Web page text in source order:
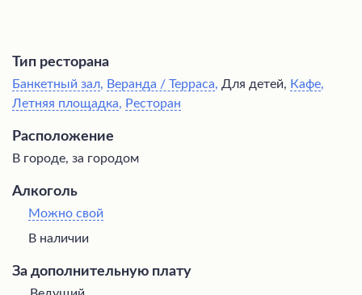
Тип ресторана
Банкетный зал, Веранда / Терраса, Для детей, Кафе,
Летняя площадка, Ресторан
Расположение
В городе, за городом
Алкоголь
Можно свой
В наличии
За дополнительную плату